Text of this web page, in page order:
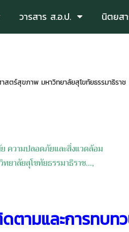
วารสาร ส.อ.ป. นิตยส
สตร์สุขภาพ มหาวิทยาลัยสุโขทัยธรรมาธิราช
ามปลอดภัยและสิ่งแวดล้อม
ลัยสุโขทัยธรรมาธิราช...,
ตามและการทบท